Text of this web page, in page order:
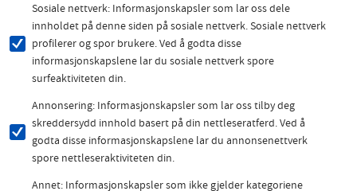
Sosiale nettverk: Informasjonskapsler som lar oss dele
innholdet på denne siden på sosiale nettverk. Sosiale nettverk
profilerer og spor brukere. Ved å godta disse
informasjonskapslene lar du sosiale nettverk spore
surfeaktiviteten din.
Annonsering: Informasjonskapsler som lar oss tilby deg
skreddersydd innhold basert på din nettleseratferd. Ved å
godta disse informasjonskapslene lar du annonsenettverk
spore nettleseraktiviteten din.
Annet: Informasjonskapsler som ikke gjelder kategoriene